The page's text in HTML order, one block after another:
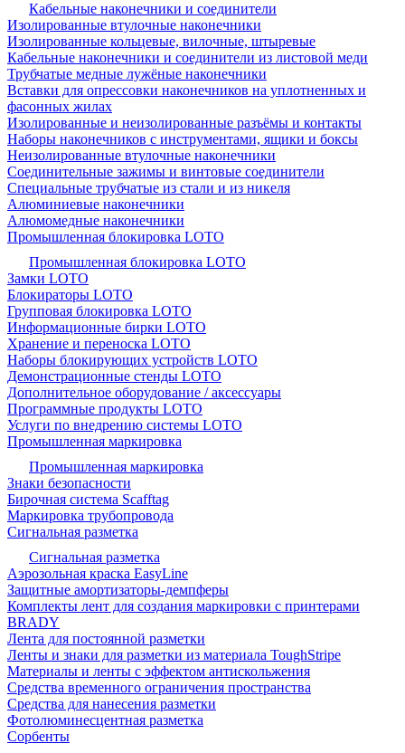
Кабельные наконечники и соединители
Изолированные втулочные наконечники
Изолированные кольцевые, вилочные, штыревые
Кабельные наконечники и соединители из листовой меди
Трубчатые медные лужёные наконечники
Вставки для опрессовки наконечников на уплотненных и
фасонных жилах
Изолированные и неизолированные разъёмы и контакты
Наборы наконечников с инструментами, ящики и боксы
Неизолированные втулочные наконечники
Соединительные зажимы и винтовые соединители
Специальные трубчатые из стали и из никеля
Алюминиевые наконечники
Алюмомедные наконечники
Промышленная блокировка LOTO
Промышленная блокировка LOTO
Замки LOTO
Блокираторы LOTO
Групповая блокировка LOTO
Информационные бирки LOTO
Хранение и переноска LOTO
Наборы блокирующих устройств LOTO
Демонстрационные стенды LOTO
Дополнительное оборудование / аксессуары
Программные продукты LOTO
Услуги по внедрению системы LOTO
Промышленная маркировка
Промышленная маркировка
Знаки безопасности
Бирочная система Scafftag
Маркировка трубопровода
Сигнальная разметка
Сигнальная разметка
Аэрозольная краска EasyLine
Защитные амортизаторы-демпферы
Комплекты лент для создания маркировки с принтерами
BRADY
Лента для постоянной разметки
Ленты и знаки для разметки из материала ToughStripe
Материалы и ленты с эффектом антискольжения
Средства временного ограничения пространства
Средства для нанесения разметки
Фотолюминесцентная разметка
Сорбенты